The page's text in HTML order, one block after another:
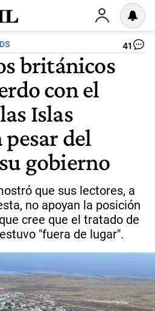
41
británicos
con el
Islas
del
gobierno
que sus lectores, a
no apoyan la posición
cree que el tratado de
"fuera de lugar".